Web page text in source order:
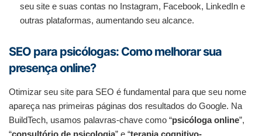
seu site e suas contas no Instagram, Facebook, LinkedIn e
outras plataformas, aumentando seu alcance.
SEO para psicólogas: Como melhorar sua
presença online?
Otimizar seu site para SEO é fundamental para que seu nome
apareça nas primeiras páginas dos resultados do Google. Na
BuildTech, usamos palavras-chave como “psicóloga online”,